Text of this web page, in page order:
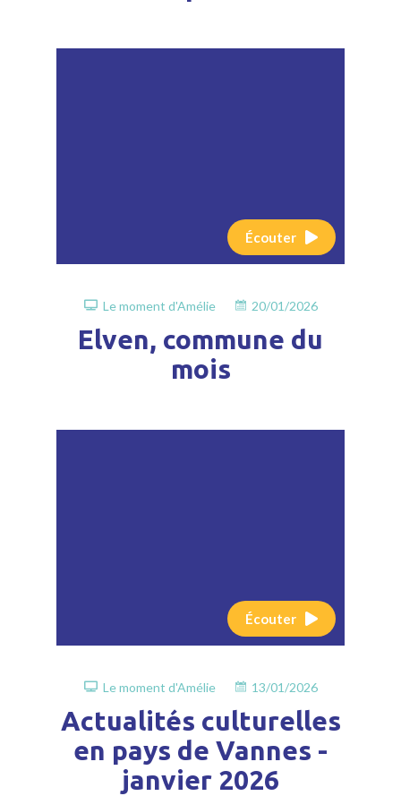
Écouter
Le moment d'Amélie 20/01/2026
Elven, commune du
mois
Écouter
Le moment d'Amélie 13/01/2026
Actualités culturelles
en pays de Vannes -
janvier 2026